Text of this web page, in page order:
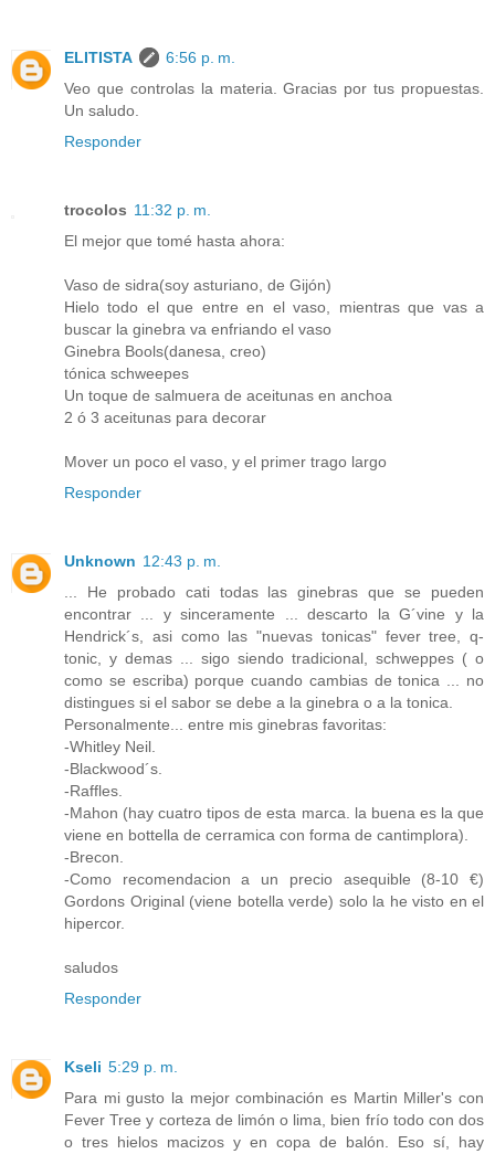
ELITISTA
6:56 p. m.
Veo que controlas la materia. Gracias por tus propuestas.
Un saludo.
Responder
trocolos 11:32 p. m.
El mejor que tomé hasta ahora:
Vaso de sidra(soy asturiano, de Gijón)
Hielo todo el que entre en el vaso, mientras que vas a
buscar la ginebra va enfriando el vaso
Ginebra Bools(danesa, creo)
tónica schweepes
Un toque de salmuera de aceitunas en anchoa
2 ó 3 aceitunas para decorar
Mover un poco el vaso, y el primer trago largo
Responder
Unknown 12:43 p. m.
... He probado cati todas las ginebras que se pueden
encontrar ... y sinceramente ... descarto la G´vine y la
Hendrick´s, asi como las "nuevas tonicas" fever tree, q-
tonic, y demas ... sigo siendo tradicional, schweppes ( o
como se escriba) porque cuando cambias de tonica ... no
distingues si el sabor se debe a la ginebra o a la tonica.
Personalmente... entre mis ginebras favoritas:
-Whitley Neil.
-Blackwood´s.
-Raffles.
-Mahon (hay cuatro tipos de esta marca. la buena es la que
viene en bottella de cerramica con forma de cantimplora).
-Brecon.
-Como recomendacion a un precio asequible (8-10 €)
Gordons Original (viene botella verde) solo la he visto en el
hipercor.
saludos
Responder
Kseli 5:29 p. m.
Para mi gusto la mejor combinación es Martin Miller's con
Fever Tree y corteza de limón o lima, bien frío todo con dos
o tres hielos macizos y en copa de balón. Eso sí, hay